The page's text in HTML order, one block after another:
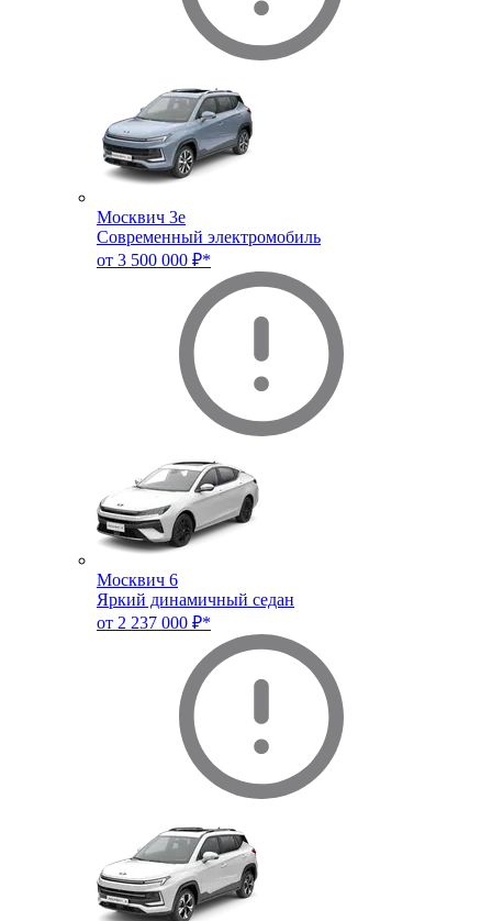
Москвич 3e
Современный электромобиль
от 3 500 000 ₽*
Москвич 6
Яркий динамичный седан
от 2 237 000 ₽*